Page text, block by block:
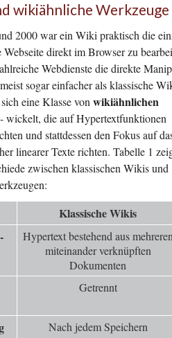
wikiähnliche Werkzeuge
2000 war ein Wiki praktisch die
direkt im Browser zu
Webdienste die direkte
sogar einfacher als klassische
eine Klasse von wikiähnlichen
wickelt, die auf Hypertextfunktionen
und stattdessen den Fokus auf
linearer Texte richten. Tabelle 1
zwischen klassischen Wikis und
Klassische Wikis
Hypertext bestehend aus
miteinander verknüpften
Dokumenten
Getrennt
Nach jedem Speichern